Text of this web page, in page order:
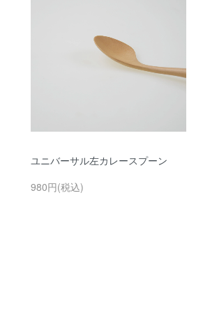
ユニバーサル左カレースプーン
980円(税込)